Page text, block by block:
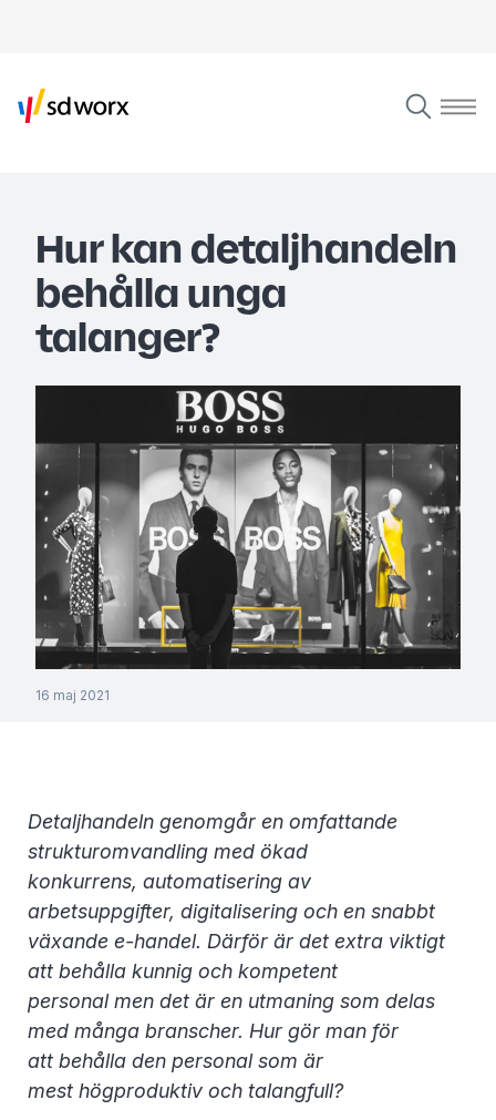
Hur kan detaljhandeln
behålla unga
talanger?
16 maj 2021
Detaljhandeln genomgår en omfattande
strukturomvandling med ökad
konkurrens, automatisering av
arbetsuppgifter, digitalisering och en snabbt
växande e-handel. Därför är det extra viktigt
att behålla kunnig och kompetent
personal men det är en utmaning som delas
med många branscher. Hur gör man för
att behålla den personal som är
mest högproduktiv och talangfull?